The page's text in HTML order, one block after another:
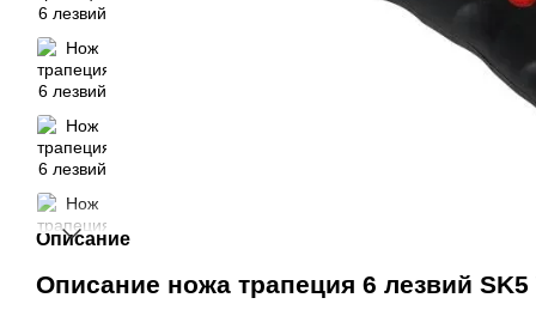
Описание
Описание ножа трапеция 6 лезвий